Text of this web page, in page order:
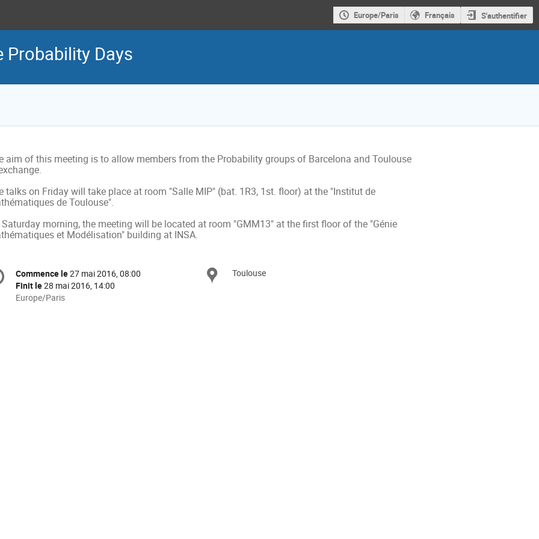
Europe/Paris Français S'authentifier
Probability Days
aim of this meeting is to allow members from the Probability groups of Barcelona and Toulouse
talks on Friday will take place at room "Salle MIP" (bat. 1R3, 1st. floor) at the "Institut de
de Toulouse".
Saturday morning, the meeting will be located at room "GMM13" at the first floor of the "Génie
et Modélisation" building at INSA.
Date/Heure
Commence le27 mai 2016, 08:00
Finit le28 mai 2016, 14:00
Toutes
Europe/Paris
Site
Toulouse